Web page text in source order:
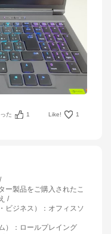
た 1 Like! 1
ー製品をご購入されたこ
ビジネス）
： オフィスソ
）
： ロールプレイング